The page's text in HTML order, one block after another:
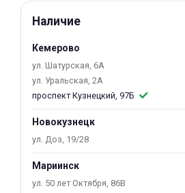
Наличие
Кемерово
ул. Шатурская, 6А
ул. Уральская, 2А
проспект Кузнецкий, 97Б
Новокузнецк
ул. Доз, 19/28
Мариинск
ул. 50 лет Октября, 86В
недели